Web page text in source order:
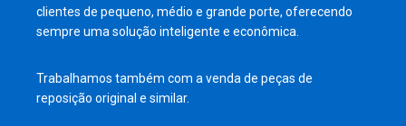
clientes de pequeno, médio e grande porte, oferecendo
sempre uma solução inteligente e econômica.
Trabalhamos também com a venda de peças de
reposição original e similar.